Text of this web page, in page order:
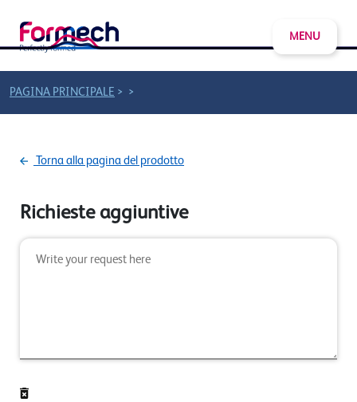
MENU
PAGINA PRINCIPALE > >
Torna alla pagina del prodotto
Richieste aggiuntive